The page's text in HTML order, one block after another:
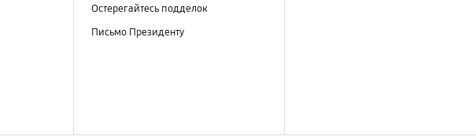
Остерегайтесь подделок
Письмо Президенту